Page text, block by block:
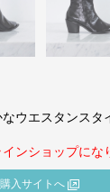
ウエスタンスタ
ンショップにな
購⼊サイトへ